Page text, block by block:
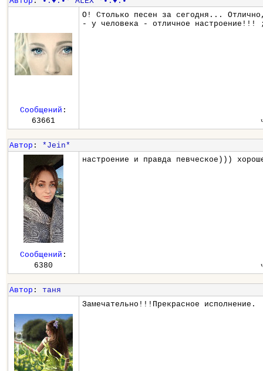
О! Столько песен за сегодня...
- у человека - отличное
Сообщений :
63661
Автор : *Jein*
настроение и правда певческое)))
Сообщений :
6380
Автор : таня
Замечательно!!!Прекрасное исполнение.